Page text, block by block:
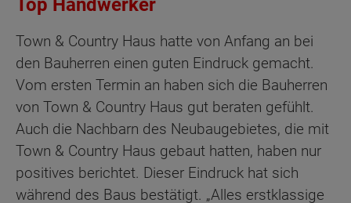
Top Handwerker
Town & Country Haus hatte von Anfang an bei
den Bauherren einen guten Eindruck gemacht.
Vom ersten Termin an haben sich die Bauherren
von Town & Country Haus gut beraten gefühlt.
Auch die Nachbarn des Neubaugebietes, die mit
Town & Country Haus gebaut hatten, haben nur
positives berichtet. Dieser Eindruck hat sich
während des Baus bestätigt. „Alles erstklassige